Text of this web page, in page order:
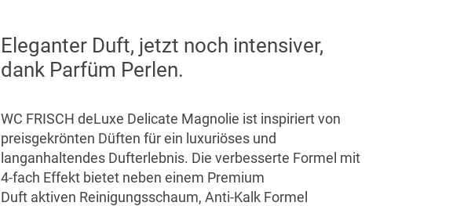
Eleganter Duft, jetzt noch intensiver,
dank Parfüm Perlen.
WC FRISCH deLuxe Delicate Magnolie ist inspiriert von
preisgekrönten Düften für ein luxuriöses und
langanhaltendes Dufterlebnis. Die verbesserte Formel mit
4-fach Effekt bietet neben einem Premium
Duft aktiven Reinigungsschaum, Anti-Kalk Formel